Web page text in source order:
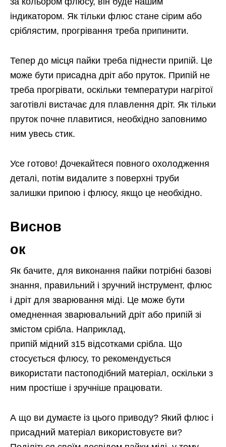
індикатором. Як тільки флюс стане сірим або
сріблястим, прогрівання треба припинити.
Тепер до місця пайки треба піднести припій. Це
може бути присадна дріт або пруток. Припій не
треба прогрівати, оскільки температури нагрітої
заготівлі вистачає для плавлення дріт. Як тільки
пруток почне плавитися, необхідно заповнимо
ним увесь стик.
Усе готово! Дочекайтеся повного охолодження
деталі, потім видалите з поверхні труби
залишки припою і флюсу, якщо це необхідно.
Виснов
ок
Як бачите, для виконання пайки потрібні базові
знання, правильний і зручний інструмент, флюс
і дріт для зварювання міді. Це може бути
омедненная зварювальний дріт або припій зі
змістом срібла. Наприклад,
припій мідний з15 відсотками срібла. Що
стосується флюсу, то рекомендується
використати пастоподібний матеріал, оскільки з
ним простіше і зручніше працювати.
А що ви думаєте із цього приводу? Який флюс і
присадний матеріал використовуєте ви?